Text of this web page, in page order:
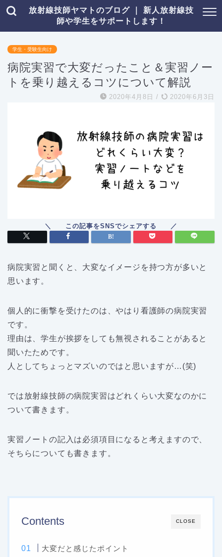
放射線技師ヤマトのブログ ｜ 新人放射線技
師や学生をサポートします！
学生・受験生向け
病院実習で大変だったこと＆実習ノー
トを乗り越えるコツについて解説
2020年4月8日 / 2020年6月3日
病院実習と聞くと、大変なイメージを持つ方が多いと
思います。
個人的に衝撃を受けたのは、やはり看護師の病院実習
です。
理由は、学生が挨拶をしても無視されることがあると
聞いたためです。
人としてちょっとマズいのではと思いますが…(笑)
では放射線技師の病院実習はどれくらい大変なのかに
ついて書きます。
実習ノートの記入は必須項目になると考えますので、
そちらについても書きます。
CLOSE
Contents
大変だと感じたポイント